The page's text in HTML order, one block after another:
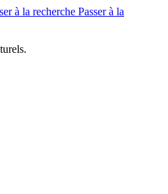
à la recherche Passer à la